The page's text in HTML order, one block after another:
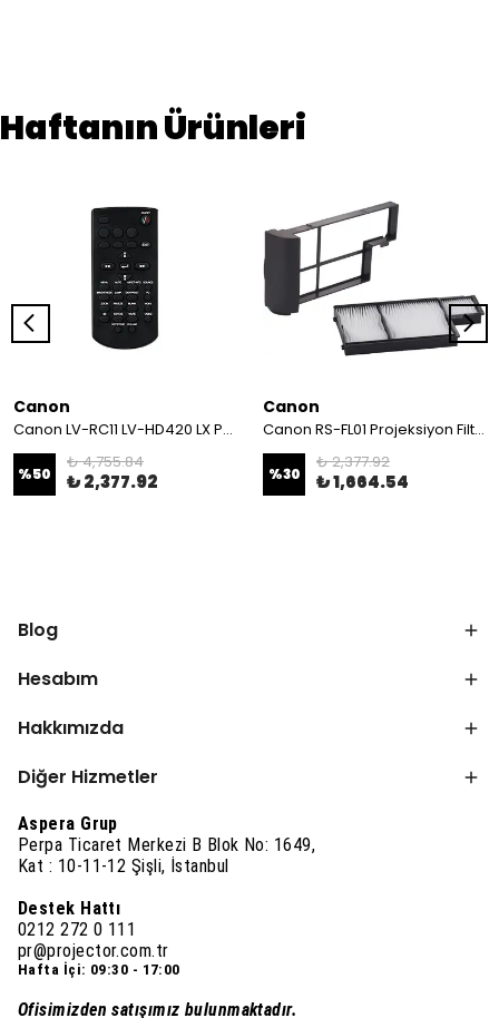
Haftanın Ürünleri
Canon
Canon LV-RC11 LV-HD420 LX Projeksiyon Kumandası
%50
₺ 4,755.84
₺ 2,377.92
Canon
Canon RS-FL01 Projeksiyon Filtresi - WUX400 - WUX6000 - WUX6500
%30
₺ 2,377.92
₺ 1,664.54
Blog
Hesabım
Hakkımızda
Diğer Hizmetler
Aspera Grup
Perpa Ticaret Merkezi B Blok No: 1649,
Kat : 10-11-12 Şişli, İstanbul
Destek Hattı
0212 272 0 111
pr@projector.com.tr
Hafta İçi: 09:30 - 17:00
Ofisimizden satışımız bulunmaktadır.